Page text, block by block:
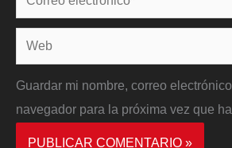
electrónico*
Web
Guardar mi nombre, correo
navegador para la próxima vez que